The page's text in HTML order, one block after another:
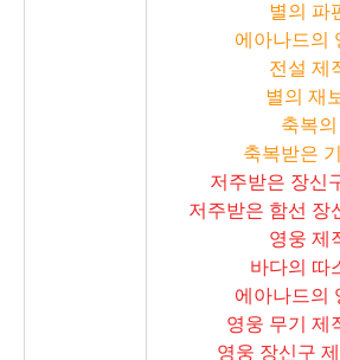
별의 파
에아나드의
전설 제
별의 재
축복의
축복받은
저주받은 장신
저주받은 함선 장
영웅 제
바다의 따
에아나드의
영웅 무기 제
영웅 장신구